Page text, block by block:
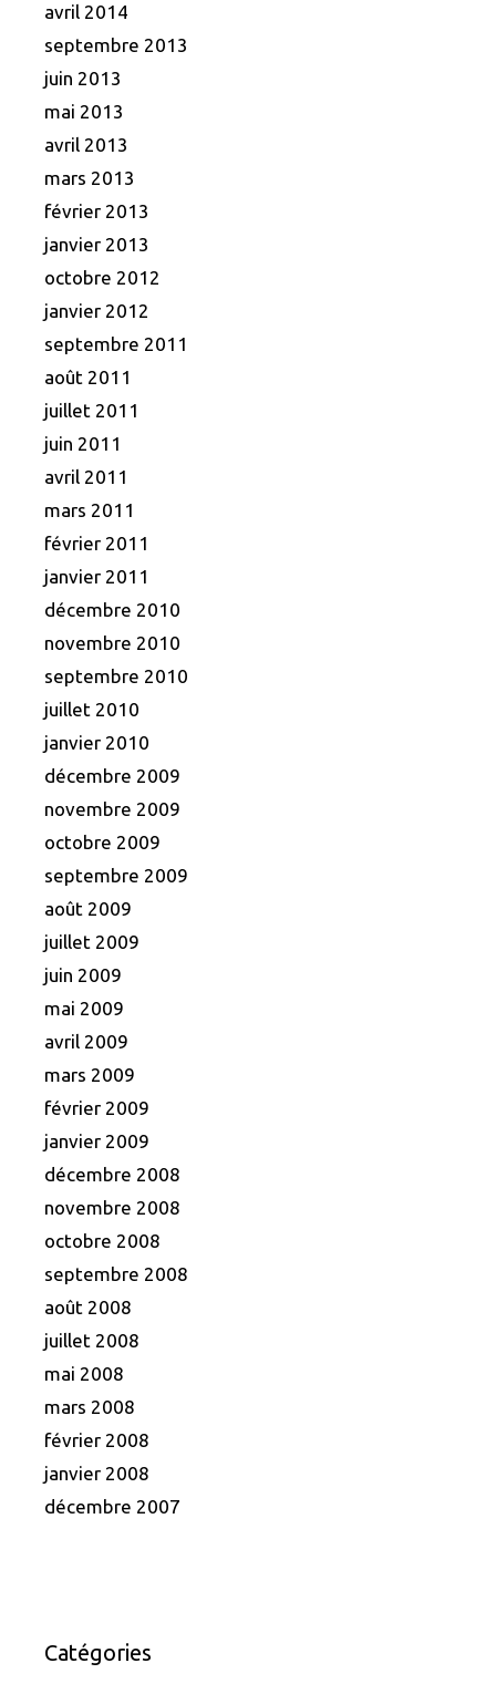
avril 2014
septembre 2013
juin 2013
mai 2013
avril 2013
mars 2013
février 2013
janvier 2013
octobre 2012
janvier 2012
septembre 2011
août 2011
juillet 2011
juin 2011
avril 2011
mars 2011
février 2011
janvier 2011
décembre 2010
novembre 2010
septembre 2010
juillet 2010
janvier 2010
décembre 2009
novembre 2009
octobre 2009
septembre 2009
août 2009
juillet 2009
juin 2009
mai 2009
avril 2009
mars 2009
février 2009
janvier 2009
décembre 2008
novembre 2008
octobre 2008
septembre 2008
août 2008
juillet 2008
mai 2008
mars 2008
février 2008
janvier 2008
décembre 2007
Catégories